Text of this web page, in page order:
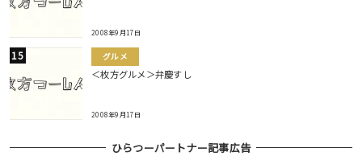
2008年9月17日
グルメ
＜枚方グルメ＞弁慶すし
2008年9月17日
ひらつーパートナー記事広告